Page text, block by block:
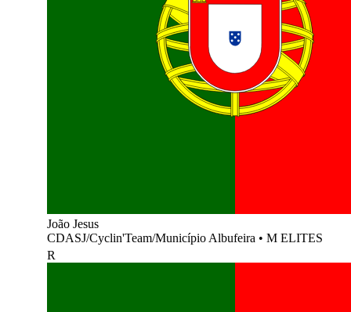
João Jesus
CDASJ/Cyclin'Team/Município Albufeira • M ELITES
R